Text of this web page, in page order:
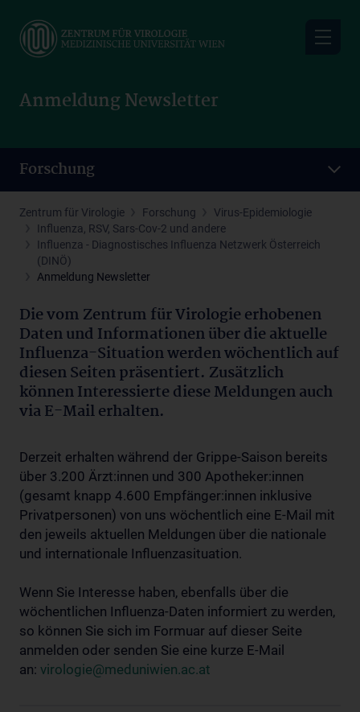
main
Anmeldung Newsletter
Forschung
Zentrum für Virologie Forschung
Virus-Epidemiologie
Influenza, RSV, Sars-Cov-2 und andere
Influenza - Diagnostisches Influenza Netzwerk Österreich
(DINÖ)
Anmeldung Newsletter
Die vom Zentrum für Virologie erhobenen
Daten und Informationen über die aktuelle
Influenza-Situation werden wöchentlich auf
diesen Seiten präsentiert. Zusätzlich
können Interessierte diese Meldungen auch
via E-Mail erhalten.
Derzeit erhalten während der Grippe-Saison bereits
über 3.200 Ärzt:innen und 300 Apotheker:innen
(gesamt knapp 4.600 Empfänger:innen inklusive
Privatpersonen) von uns wöchentlich eine E-Mail mit
den jeweils aktuellen Meldungen über die nationale
und internationale Influenzasituation.
Wenn Sie Interesse haben, ebenfalls über die
wöchentlichen Influenza-Daten informiert zu werden,
so können Sie sich im Formuar auf dieser Seite
anmelden oder senden Sie eine kurze E-Mail
an: virologie@meduniwien.ac.at